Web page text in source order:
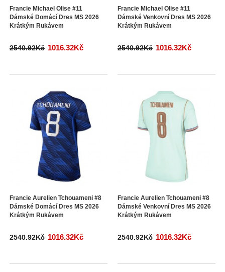
Francie Michael Olise #11
Dámské Domácí Dres MS 2026
Krátkým Rukávem
2540.92Kč 1016.32Kč
Francie Michael Olise #11
Dámské Venkovní Dres MS 2026
Krátkým Rukávem
2540.92Kč 1016.32Kč
Francie Aurelien Tchouameni #8
Dámské Domácí Dres MS 2026
Krátkým Rukávem
2540.92Kč 1016.32Kč
Francie Aurelien Tchouameni #8
Dámské Venkovní Dres MS 2026
Krátkým Rukávem
2540.92Kč 1016.32Kč